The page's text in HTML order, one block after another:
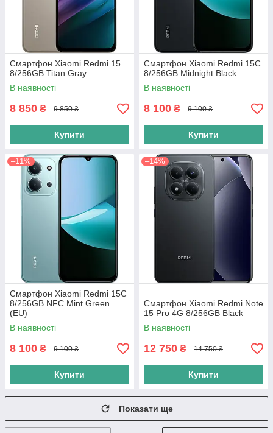
Смартфон Xiaomi Redmi 15
8/256GB Titan Gray
В наявності
8 850 ₴ 9 850 ₴
Купити
Смартфон Xiaomi Redmi 15C
8/256GB Midnight Black
В наявності
8 100 ₴ 9 100 ₴
Купити
–11%
Смартфон Xiaomi Redmi 15C
8/256GB NFC Mint Green
(EU)
В наявності
8 100 ₴ 9 100 ₴
Купити
–14%
Смартфон Xiaomi Redmi Note
15 Pro 4G 8/256GB Black
В наявності
12 750 ₴ 14 750 ₴
Купити
Показати ще